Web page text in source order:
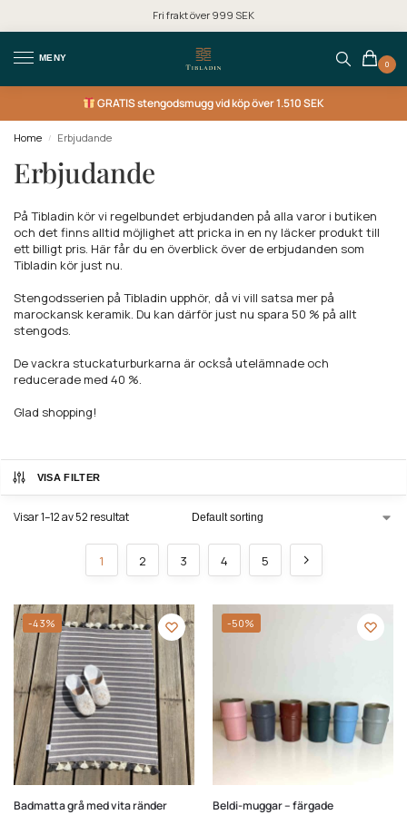
Fri frakt över 999 SEK
MENY
0
GRATISstengodsmugg vid köp över 1.510 SEK
Home / Erbjudande
Erbjudande
På Tibladin kör vi regelbundet erbjudanden på alla varor i butiken
och det finns alltid möjlighet att pricka in en ny läcker produkt till
ett billigt pris. Här får du en överblick över de erbjudanden som
Tibladin kör just nu.
Stengodsserien på Tibladin upphör, då vi vill satsa mer på
marockansk keramik. Du kan därför just nu spara 50 % på allt
stengods.
De vackra stuckaturburkarna är också utelämnade och
reducerade med 40 %.
Glad shopping!
VISA FILTER
Visar 1–12 av 52 resultat
1 2 3 4 5
-43%
Badmatta grå med vita ränder
-50%
Beldi-muggar – färgade